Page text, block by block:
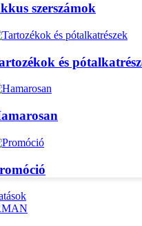
szerszámok
és